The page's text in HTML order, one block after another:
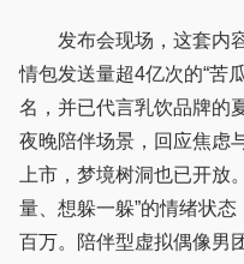
发布会现场，这套内容
情包发送量超4亿次的“苦
名，并已代言乳饮品牌的
夜晚陪伴场景，回应焦虑
上市，梦境树洞也已开放
量、想躲一躲”的情绪状
百万。陪伴型虚拟偶像男